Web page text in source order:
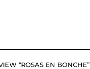
“ROSAS EN BONCHE”